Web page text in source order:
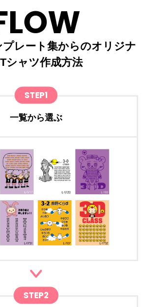
レート集からのオリジナ
シャツ作成方法
STEP1
一覧から選ぶ
STEP2